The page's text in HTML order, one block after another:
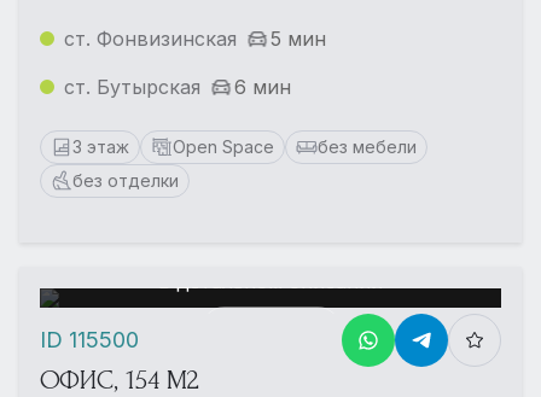
ст. Фонвизинская
5 мин
ст. Бутырская
6 мин
3 этаж Open Space
без мебели
без отделки
ОФИС, 154 М2
ID 115500